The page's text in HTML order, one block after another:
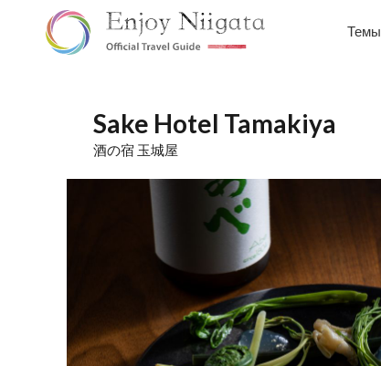
Темы
Sake Hotel Tamakiya
酒の宿 玉城屋